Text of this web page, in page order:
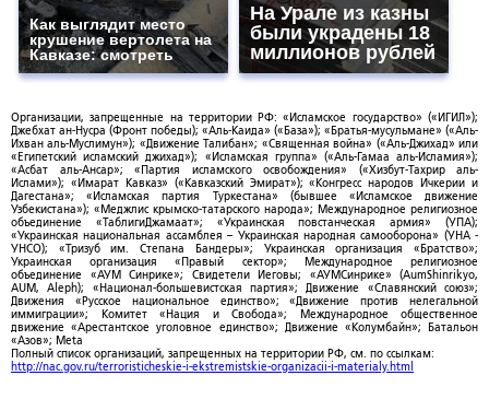
Как выглядит место
крушение вертолета на
Кавказе: смотреть
На Урале из казны
были украдены 18
миллионов рублей
Организации, запрещенные на территории РФ: «Исламское государство» («ИГИЛ»);
Джебхат ан-Нусра (Фронт победы); «Аль-Каида» («База»); «Братья-мусульмане» («Аль-
Ихван аль-Муслимун»); «Движение Талибан»; «Священная война» («Аль-Джихад» или
«Египетский исламский джихад»); «Исламская группа» («Аль-Гамаа аль-Исламия»);
«Асбат аль-Ансар»; «Партия исламского освобождения» («Хизбут-Тахрир аль-
Ислами»); «Имарат Кавказ» («Кавказский Эмират»); «Конгресс народов Ичкерии и
Дагестана»; «Исламская партия Туркестана» (бывшее «Исламское движение
Узбекистана»); «Меджлис крымско-татарского народа»; Международное религиозное
объединение «ТаблигиДжамаат»; «Украинская повстанческая армия» (УПА);
«Украинская национальная ассамблея – Украинская народная самооборона» (УНА -
УНСО); «Тризуб им. Степана Бандеры»; Украинская организация «Братство»;
Украинская организация «Правый сектор»; Международное религиозное
объединение «АУМ Синрике»; Свидетели Иеговы; «АУМСинрике» (AumShinrikyo,
AUM, Aleph); «Национал-большевистская партия»; Движение «Славянский союз»;
Движения «Русское национальное единство»; «Движение против нелегальной
иммиграции»; Комитет «Нация и Свобода»; Международное общественное
движение «Арестантское уголовное единство»; Движение «Колумбайн»; Батальон
«Азов»; Meta
Полный список организаций, запрещенных на территории РФ, см. по ссылкам:
http://nac.gov.ru/terroristicheskie-i-ekstremistskie-organizacii-i-materialy.html